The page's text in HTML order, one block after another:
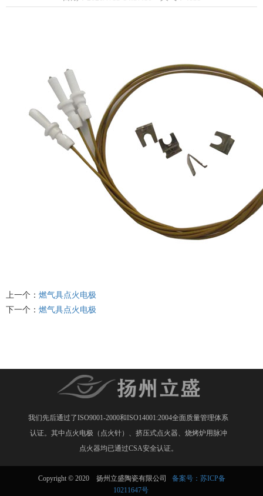
上一个： 燃气具点火电极
下一个： 燃气具点火电极
我们先后通过了ISO9001-2000和ISO14001:2004全面质量管理体系
认证。其中点火电极（点火针）、挤压式点火器、烧烤炉用脉冲
点火器均已通过CSA安全认证。
Copyright © 2020 扬州立盛陶瓷有限公司 备案号：苏ICP备
10211647号